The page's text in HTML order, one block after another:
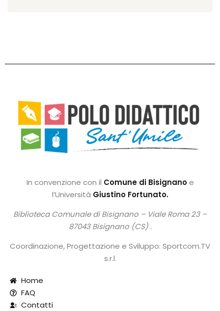
In convenzione con il Comune di Bisignanoe
l’Università Giustino Fortunato.
Biblioteca Comunale di Bisignano – Viale Roma 23 –
87043 Bisignano (CS) .
Coordinazione, Progettazione e Sviluppo: Sportcom.TV
s.r.l.
Home
FAQ
Contatti